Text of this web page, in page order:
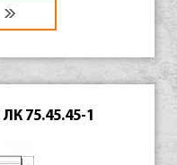
75.45.45-1